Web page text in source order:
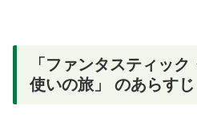
「ファンタスティッ
使いの旅」 のあらす